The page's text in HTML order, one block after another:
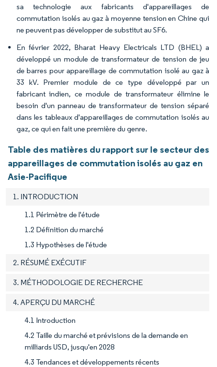
sa technologie aux fabricants d'appareillages de
commutation isolés au gaz à moyenne tension en Chine qui
ne peuvent pas développer de substitut au SF6.
En février 2022, Bharat Heavy Electricals LTD (BHEL) a
développé un module de transformateur de tension de jeu
de barres pour appareillage de commutation isolé au gaz à
33 kV. Premier module de ce type développé par un
fabricant indien, ce module de transformateur élimine le
besoin d'un panneau de transformateur de tension séparé
dans les tableaux d'appareillages de commutation isolés au
gaz, ce qui en fait une première du genre.
Table des matières du rapport sur le secteur des
appareillages de commutation isolés au gaz en
Asie-Pacifique
1. INTRODUCTION
1.1 Périmètre de l'étude
1.2 Définition du marché
1.3 Hypothèses de l'étude
2. RÉSUMÉ EXÉCUTIF
3. MÉTHODOLOGIE DE RECHERCHE
4. APERÇU DU MARCHÉ
4.1 Introduction
4.2 Taille du marché et prévisions de la demande en
milliards USD, jusqu'en 2028
4.3 Tendances et développements récents